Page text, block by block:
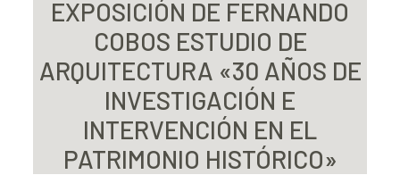
EXPOSICIÓN DE FERNANDO
COBOS ESTUDIO DE
ARQUITECTURA «30 AÑOS DE
INVESTIGACIÓN E
INTERVENCIÓN EN EL
PATRIMONIO HISTÓRICO»